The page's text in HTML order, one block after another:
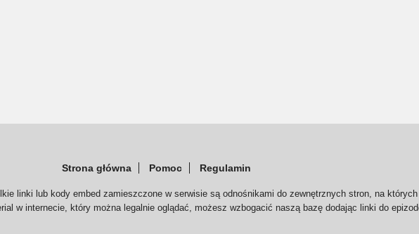
Strona główna Pomoc Regulamin
linki lub kody embed zamieszczone w serwisie są odnośnikami do zewnętrznych stron, na
w internecie, który można legalnie oglądać, możesz wzbogacić naszą bazę dodając linki do